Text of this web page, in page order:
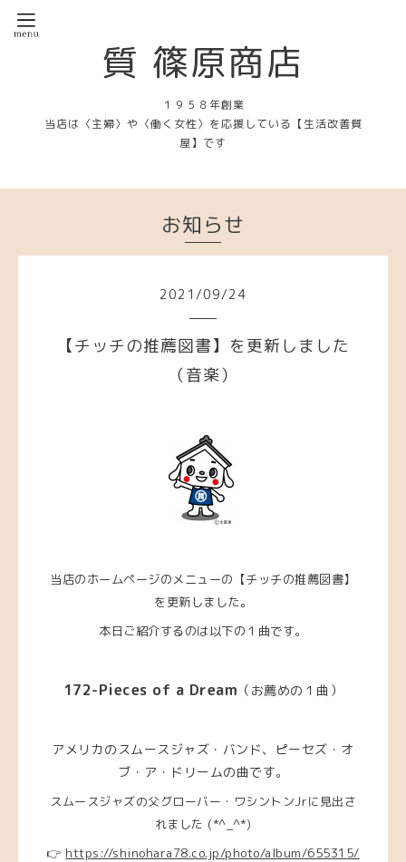
質 篠原商店
１９５８年創業
当店は〈主婦〉や〈働く女性〉を応援している【生活改善質
屋】です
お知らせ
2021 /09/24
【チッチの推薦図書】を更新しました
（音楽）
当店のホームページのメニューの【チッチの推薦図書】
を更新しました。
本日ご紹介するのは以下の１曲です。
172-Pieces of a Dream （ お薦めの１曲）
アメリカのスムースジャズ・バンド、ピーセズ・オ
ブ・ア・ドリームの曲です。
スムースジャズの父グローバー・ワシントンJrに見出さ
れました (*^_^*)
👉 https://shinohara78.co.jp/photo/album/655315/